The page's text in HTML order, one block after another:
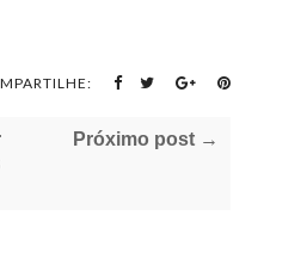
Próximo post →